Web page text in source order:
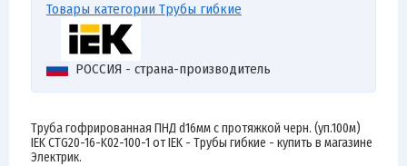
Товары категории Трубы гибкие
РОССИЯ - страна-производитель
Труба гофрированная ПНД d16мм с протяжкой черн. (уп.100м)
IEK CTG20-16-K02-100-1 от IEK - Трубы гибкие - купить в магазине
Электрик.